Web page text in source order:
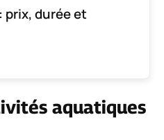
prix, durée et
aquatiques